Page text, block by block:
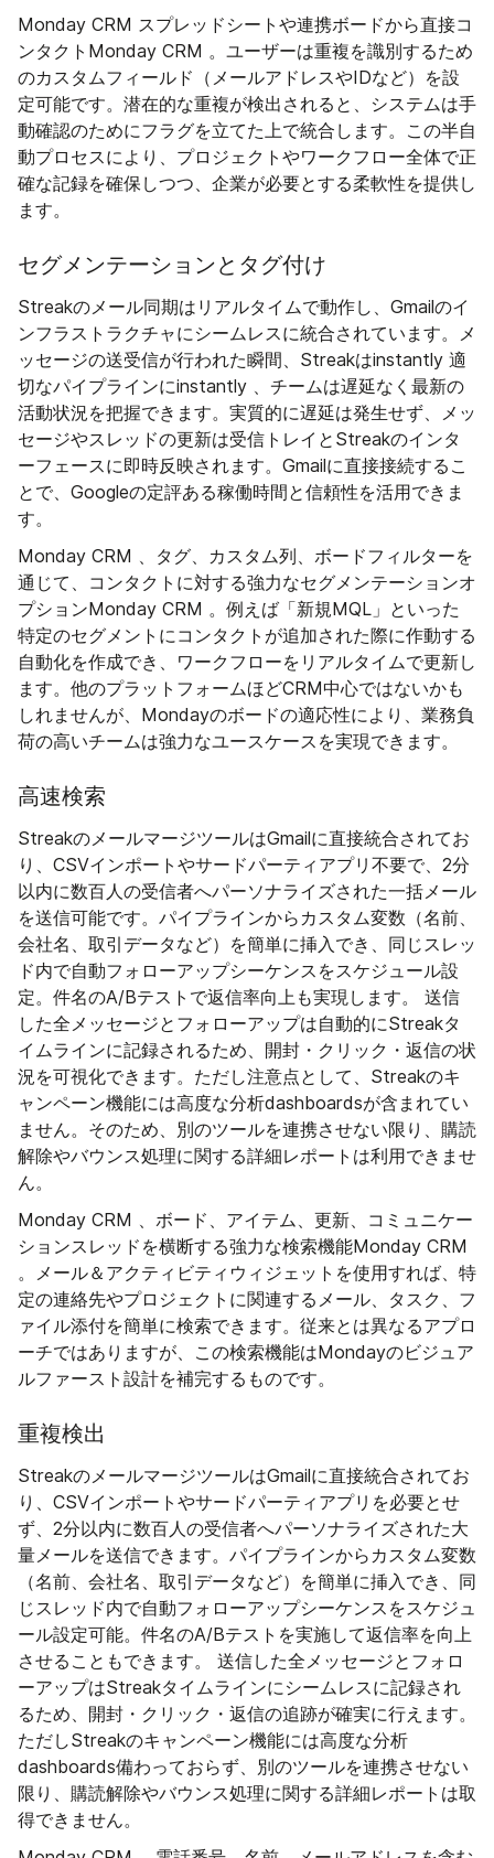
Monday CRM スプレッドシートや連携ボードから直接コ
ンタクトMonday CRM 。ユーザーは重複を識別するため
のカスタムフィールド（メールアドレスやIDなど）を設
定可能です。潜在的な重複が検出されると、システムは手
動確認のためにフラグを立てた上で統合します。この半自
動プロセスにより、プロジェクトやワークフロー全体で正
確な記録を確保しつつ、企業が必要とする柔軟性を提供し
ます。
セグメンテーションとタグ付け
Streakのメール同期はリアルタイムで動作し、Gmailのイ
ンフラストラクチャにシームレスに統合されています。メ
ッセージの送受信が行われた瞬間、Streakはinstantly 適
切なパイプラインにinstantly 、チームは遅延なく最新の
活動状況を把握できます。実質的に遅延は発生せず、メッ
セージやスレッドの更新は受信トレイとStreakのインタ
ーフェースに即時反映されます。Gmailに直接接続するこ
とで、Googleの定評ある稼働時間と信頼性を活用できま
す。
Monday CRM 、タグ、カスタム列、ボードフィルターを
通じて、コンタクトに対する強力なセグメンテーションオ
プションMonday CRM 。例えば「新規MQL」といった
特定のセグメントにコンタクトが追加された際に作動する
自動化を作成でき、ワークフローをリアルタイムで更新し
ます。他のプラットフォームほどCRM中心ではないかも
しれませんが、Mondayのボードの適応性により、業務負
荷の高いチームは強力なユースケースを実現できます。
高速検索
StreakのメールマージツールはGmailに直接統合されてお
り、CSVインポートやサードパーティアプリ不要で、2分
以内に数百人の受信者へパーソナライズされた一括メール
を送信可能です。パイプラインからカスタム変数（名前、
会社名、取引データなど）を簡単に挿入でき、同じスレッ
ド内で自動フォローアップシーケンスをスケジュール設
定。件名のA/Bテストで返信率向上も実現します。 送信
した全メッセージとフォローアップは自動的にStreakタ
イムラインに記録されるため、開封・クリック・返信の状
況を可視化できます。ただし注意点として、Streakのキ
ャンペーン機能には高度な分析dashboardsが含まれてい
ません。そのため、別のツールを連携させない限り、購読
解除やバウンス処理に関する詳細レポートは利用できませ
ん。
Monday CRM 、ボード、アイテム、更新、コミュニケー
ションスレッドを横断する強力な検索機能Monday CRM
。メール＆アクティビティウィジェットを使用すれば、特
定の連絡先やプロジェクトに関連するメール、タスク、フ
ァイル添付を簡単に検索できます。従来とは異なるアプロ
ーチではありますが、この検索機能はMondayのビジュア
ルファースト設計を補完するものです。
重複検出
StreakのメールマージツールはGmailに直接統合されてお
り、CSVインポートやサードパーティアプリを必要とせ
ず、2分以内に数百人の受信者へパーソナライズされた大
量メールを送信できます。パイプラインからカスタム変数
（名前、会社名、取引データなど）を簡単に挿入でき、同
じスレッド内で自動フォローアップシーケンスをスケジュ
ール設定可能。件名のA/Bテストを実施して返信率を向上
させることもできます。 送信した全メッセージとフォロ
ーアップはStreakタイムラインにシームレスに記録され
るため、開封・クリック・返信の追跡が確実に行えます。
ただしStreakのキャンペーン機能には高度な分析
dashboards備わっておらず、別のツールを連携させない
限り、購読解除やバウンス処理に関する詳細レポートは取
得できません。